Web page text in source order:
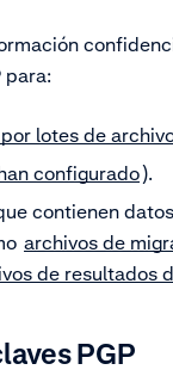
para:
lotes de
configurado).
contienen
archivos de
de resultados
PGP